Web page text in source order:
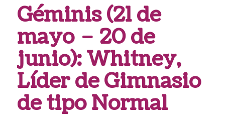
Géminis (21 de
mayo – 20 de
junio): Whitney,
Líder de Gimnasio
de tipo Normal